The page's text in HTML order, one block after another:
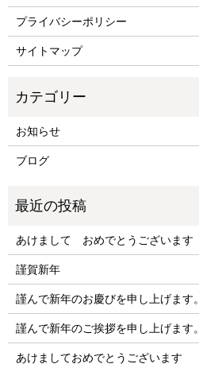
プライバシーポリシー
サイトマップ
お知らせ
ブログ
あけまして おめでとうございます
謹賀新年
謹んで新年のお慶びを申し上げます。
謹んで新年のご挨拶を申し上げます。
あけましておめでとうございます